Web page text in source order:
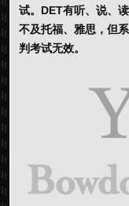
试。DET有听、说、
不及托福、雅思，但
判考试无效。